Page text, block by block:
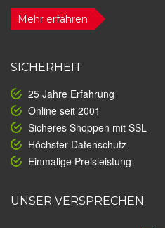
Mehr erfahren
SICHERHEIT
25 Jahre Erfahrung
Online seit 2001
Sicheres Shoppen mit SSL
Höchster Datenschutz
Einmalige Preisleistung
UNSER VERSPRECHEN